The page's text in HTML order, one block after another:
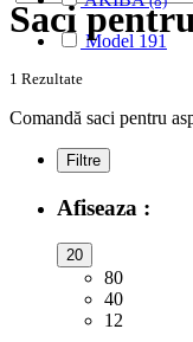
ALASKA (28)
ALBATROS
ALIV (1)
ALMERIA
ALTIC (3)
ALTUS
AMADIS
AMROS
AMSTAR
Model 191
Saci
1 Rezultate
Comandă saci pentru
Filtre
Afiseaza :
20
80
40
12